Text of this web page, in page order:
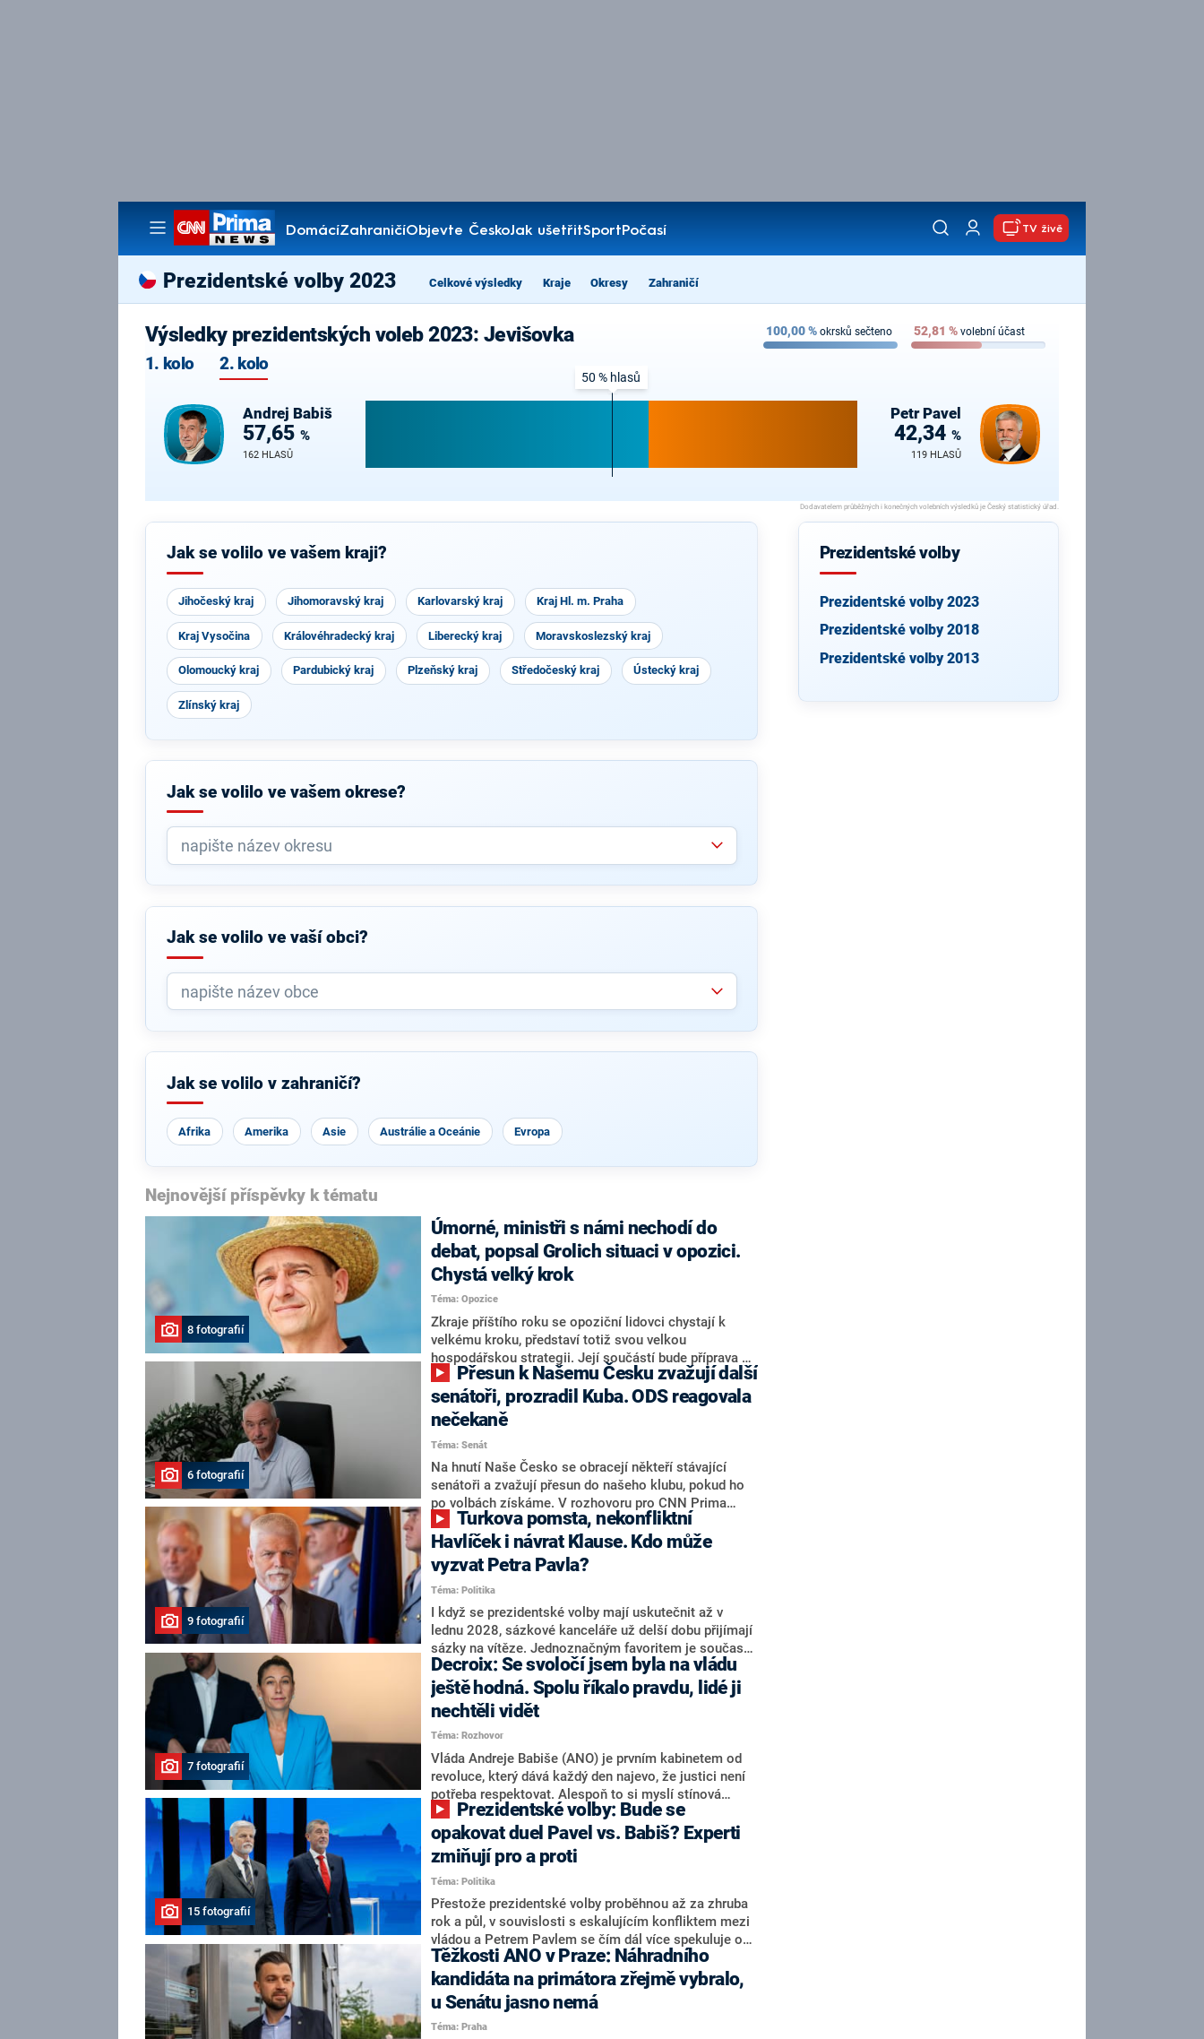
DomácíZahraničíObjevte ČeskoJak ušetřitSportPočasí
Pořady
TV živě
Prezidentské volby 2023 Celkové výsledky Kraje Okresy Zahraničí
Výsledky prezidentských voleb 2023: Jevišovka
1. kolo 2. kolo
100,00% okrsků sečteno 52,81 % volební účast
Andrej Babiš
57,65 %
162 HLASŮ
50 % hlasů
Petr Pavel
42,34%
119 HLASŮ
Jak se volilo ve vašem kraji?
Jihočeský kraj Jihomoravský kraj Karlovarský kraj Kraj Hl. m. Praha
Kraj Vysočina Královéhradecký kraj Liberecký kraj Moravskoslezský kraj
Olomoucký kraj Pardubický kraj Plzeňský kraj Středočeský kraj Ústecký kraj
Zlínský kraj
Jak se volilo ve vašem okrese?
Jak se volilo ve vaší obci?
Jak se volilo v zahraničí?
Afrika Amerika Asie Austrálie a Oceánie Evropa
Nejnovější příspěvky k tématu
8 fotografií
Úmorné, ministři s námi nechodí do
debat, popsal Grolich situaci v opozici.
Chystá velký krok
Téma: Opozice
Zkraje příštího roku se opoziční lidovci chystají k
velkému kroku, představí totiž svou velkou
hospodářskou strategii. Její součástí bude příprava na
stárnutí populace, řekl ve středu na setkání s novináři
nový předseda lidovců Jan Grolich. Ten zároveň v
senátních volbách kandiduje ve Vyškově. Popsal i
aktivitu opozice, o níž vládní strany nebo političtí
komentátoři mluví jako o slabé a v defenzivě. „Je to
úmorná práce upozorňovat na chyby vlády. Ministři s
námi navíc nechodí do debat. Chceme ale ukazovat
svoje témata,“ odpověděl Grolich na dotaz CNN Prima
NEWS.
6 fotografií
senátoři, prozradil Kuba. ODS reagovala
nečekaně
Téma: Senát
Na hnutí Naše Česko se obracejí někteří stávající
senátoři a zvažují přesun do našeho klubu, pokud ho
po volbách získáme. V rozhovoru pro CNN Prima
NEWS to řekl zakladatel hnutí a jihočeský hejtman
Martin Kuba. Konkrétní nebyl, ale získat by takto mohl
například senátora Zdeňka Hrabu, který je dnes
součástí klubu ODS a TOP 09. Hraba to na dotaz
redakce nevyloučil. Předseda klubu senátorů ODS
Zdeněk Nytra redakci řekl, že počítá s odchodem
některých senátorů z klubu a že Naše Česko není
nepřítel, ale soupeř.
9 fotografií
Havlíček i návrat Klause. Kdo může
vyzvat Petra Pavla?
Téma: Politika
I když se prezidentské volby mají uskutečnit až v
lednu 2028, sázkové kanceláře už delší dobu přijímají
sázky na vítěze. Jednoznačným favoritem je současná
hlava státu Petr Pavel. Daleko za ním pak bookmakeři
zmiňují dva výrazné politiky ANO, tedy premiéra
Andreje Babiše a ministra průmyslu Karla Havlíčka.
Oblíbeným tipem samotných sázkařů je poslanec za
Motoristy Filip Turek. Politolog Jan Kubáček nicméně
o případné kandidatuře kohokoliv ze zmíněné trojice
značně pochybuje. Podle něj současná koalice dosud
nemá osobu, která by Pavlovi mohla konkurovat.
7 fotografií
Decroix: Se svoločí jsem byla na vládu
ještě hodná. Spolu říkalo pravdu, lidé ji
nechtěli vidět
Téma: Rozhovor
Vláda Andreje Babiše (ANO) je prvním kabinetem od
revoluce, který dává každý den najevo, že justici není
potřeba respektovat. Alespoň to si myslí stínová
ministryně spravedlnosti ODS Eva Decroix. V
rozhovoru pro CNN Prima NEWS si nebrala servítky
ohledně politického výkonu svého nástupce Jeronýma
Tejce (za ANO) či vládní zmocněnkyně pro lidská
práva Taťány Malé (ANO). Označením „svoloč“ na
adresu vlády prý byla ještě hodná. Decroix se také
vrátila k volební porážce koalice Spolu či promluvila o
hnutí Naše Česko Martina Kuby.
15 fotografií
opakovat duel Pavel vs. Babiš? Experti
zmiňují pro a proti
Téma: Politika
Přestože prezidentské volby proběhnou až za zhruba
rok a půl, v souvislosti s eskalujícím konfliktem mezi
vládou a Petrem Pavlem se čím dál více spekuluje o
tom, koho by do bitvy o Hrad mohla vyslat současná
koalice. Někteří političtí komentátoři znovu vytahují
jméno premiéra Andreje Babiše (ANO). Jak moc je
pravděpodobné, že se v prezidentských volbách 2028
bude znovu opakovat souboj z roku 2023?
Těžkosti ANO v Praze: Náhradního
kandidáta na primátora zřejmě vybralo,
u Senátu jasno nemá
Téma: Praha
Prezidentské volby
Prezidentské volby 2023
Prezidentské volby 2018
Prezidentské volby 2013